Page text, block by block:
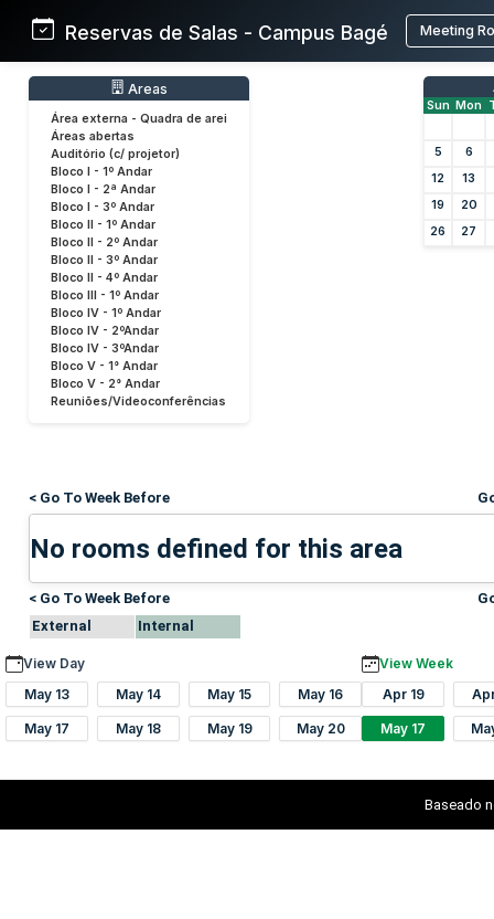
Reservas de Salas - Campus Bagé Meeting
Areas
Área externa - Quadra de arei
Áreas abertas
Auditório (c/ projetor)
Bloco I - 1º Andar
Bloco I - 2ª Andar
Bloco I - 3º Andar
Bloco II - 1º Andar
Bloco II - 2º Andar
Bloco II - 3º Andar
Bloco II - 4º Andar
Bloco III - 1º Andar
Bloco IV - 1º Andar
Bloco IV - 2ºAndar
Bloco IV - 3ºAndar
Bloco V - 1° Andar
Bloco V - 2° Andar
Reuniões/Videoconferências
Sun Mon
5
6
12
13
19
20
26
27
< Go To Week Before
No rooms defined for this area
< Go To Week Before
External
Internal
View Day
May 13
May 14 May 15 May 16
May 17 May 18 May 19 May 20
View Week
Apr 19
May 17
Baseado